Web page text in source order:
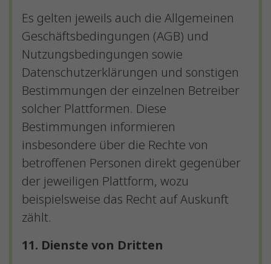
Es gelten jeweils auch die Allgemeinen
Geschäftsbedingungen (AGB) und
Nutzungsbedingungen sowie
Datenschutzerklärungen und sonstigen
Bestimmungen der einzelnen Betreiber
solcher Plattformen. Diese
Bestimmungen informieren
insbesondere über die Rechte von
betroffenen Personen direkt gegenüber
der jeweiligen Plattform, wozu
beispielsweise das Recht auf Auskunft
zählt.
11. Dienste von Dritten